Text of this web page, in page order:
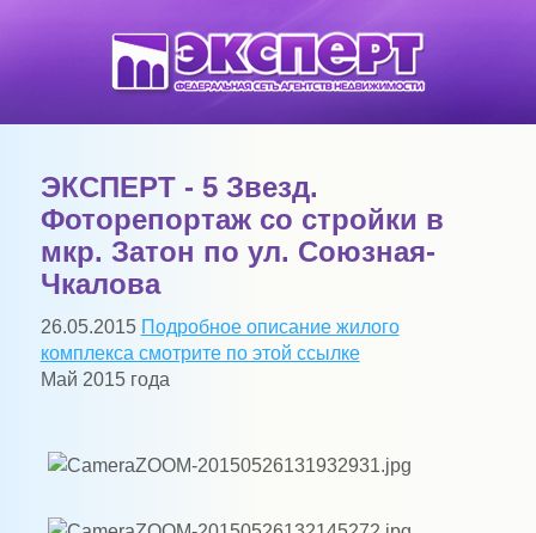
ЭКСПЕРТ - 5 Звезд.
Фоторепортаж со стройки в
мкр. Затон по ул. Союзная-
Чкалова
26.05.2015 Подробное описание жилого
комплекса смотрите по этой ссылке
Май 2015 года